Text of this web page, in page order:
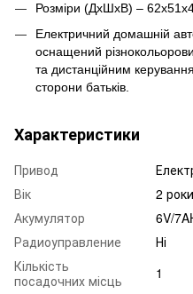
Розміри (ДхШхВ) –
Електричний домашній
оснащений
та дистанційним
сторони батьків.
Характеристики
Привод
Вік
2
Акумулятор
6V/
Радиоуправление
Ні
Кількість
посадочних місць
1